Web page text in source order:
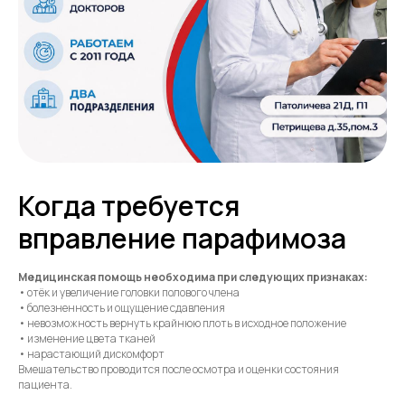
Когда требуется
вправление парафимоза
Медицинская помощь необходима при следующих признаках:
• отёк и увеличение головки полового члена
• болезненность и ощущение сдавления
• невозможность вернуть крайнюю плоть в исходное положение
• изменение цвета тканей
• нарастающий дискомфорт
Вмешательство проводится после осмотра и оценки состояния
пациента.